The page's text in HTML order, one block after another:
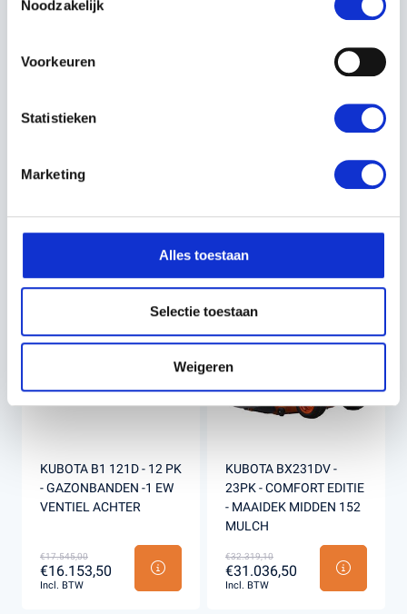
Noodzakelijk
Voorkeuren
Statistieken
Marketing
Alles toestaan
Selectie toestaan
Weigeren
- BASIS UITVOERING
€16.239,41
Incl. BTW
- BASIS UITVOERING
MAAIDEK MIDDEN 152
Incl. BTW
KUBOTA B1 121D - 12 PK
- GAZONBANDEN -1 EW
VENTIEL ACHTER
€17.545,00
€16.153,50
Incl. BTW
KUBOTA BX231DV -
23PK - COMFORT EDITIE
- MAAIDEK MIDDEN 152
MULCH
€32.319,10
€31.036,50
Incl. BTW